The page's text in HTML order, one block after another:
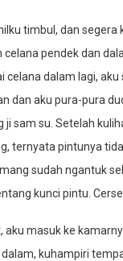
timbul, dan segera
celana pendek dan
celana dalam lagi,
dan aku pura-pura
ji sam su. Setelah
ternyata pintunya
sudah ngantuk
kunci pintu.
aku masuk ke
kuhampiri